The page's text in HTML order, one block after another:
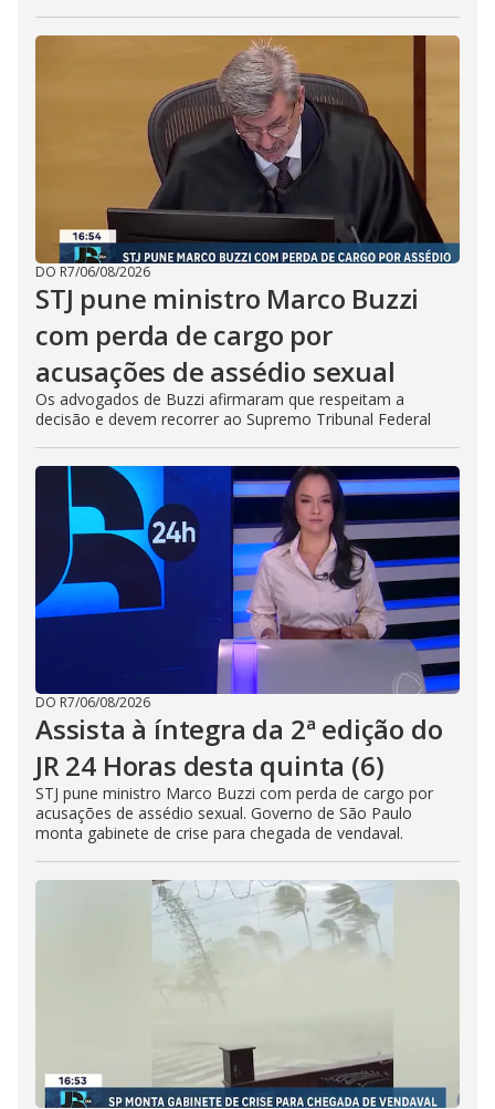
DO R7/06/08/2026
STJ pune ministro Marco Buzzi
com perda de cargo por
acusações de assédio sexual
Os advogados de Buzzi afirmaram que respeitam a
decisão e devem recorrer ao Supremo Tribunal Federal
DO R7/06/08/2026
Assista à íntegra da 2ª edição do
JR 24 Horas desta quinta (6)
STJ pune ministro Marco Buzzi com perda de cargo por
acusações de assédio sexual. Governo de São Paulo
monta gabinete de crise para chegada de vendaval.